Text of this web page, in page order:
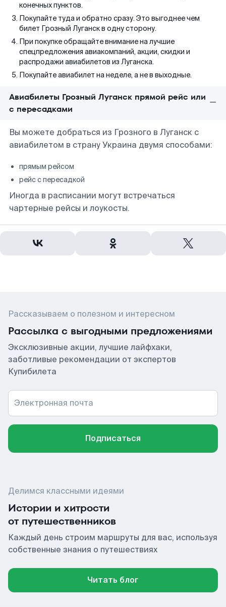
конечных пунктов.
Покупайте туда и обратно сразу. Это выгоднее чем
билет Грозный Луганск в одну сторону.
При покупке обращайте внимание на лучшие
спецпредложения авиакомпаний, акции, скидки и
распродажи авиабилетов из Луганска.
Покупайте авиабилет на неделе, а не в выходные.
Авиабилеты Грозный Луганск прямой рейс или
с пересадками
Вы можете добраться из Грозного в Луганск с
авиабилетом в страну Украина двумя способами:
прямым рейсом
рейс с пересадкой
Иногда в расписании могут встречаться
чартерные рейсы и лоукосты.
Рассказываем о полезном и интересном
Рассылка с выгодными предложениями
Эксклюзивные акции, лучшие лайфхаки,
заботливые рекомендации от экспертов
Купибилета
Электронная почта
Подписаться
Делимся классными идеями
Истории и хитрости
от путешественников
Каждый день строим маршруты для вас, используя
собственные знания о путешествиях
Читать блог